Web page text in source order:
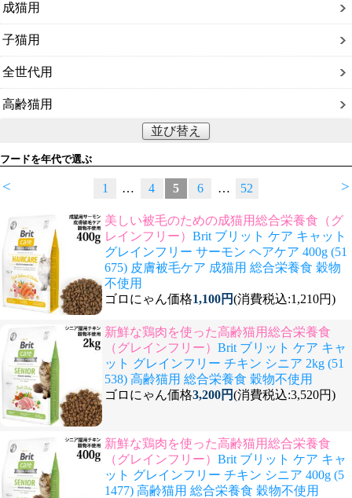
成猫用
子猫用
全世代用
高齢猫用
並び替え
フードを年代で選ぶ
< >
1 … 4 5 6 … 52
美しい被毛のための成猫用総合栄養食（グ
レインフリー） Brit ブリット ケア キャット
グレインフリー サーモン ヘアケア 400g (51
675) 皮膚被毛ケア 成猫用 総合栄養食 穀物
不使用
ゴロにゃん価格1,100円(消費税込:1,210円)
新鮮な鶏肉を使った高齢猫用総合栄養食
（グレインフリー） Brit ブリット ケア キャ
ット グレインフリー チキン シニア 2kg (51
538) 高齢猫用 総合栄養食 穀物不使用
ゴロにゃん価格3,200円(消費税込:3,520円)
新鮮な鶏肉を使った高齢猫用総合栄養食
（グレインフリー） Brit ブリット ケア キャ
ット グレインフリー チキン シニア 400g (5
1477) 高齢猫用 総合栄養食 穀物不使用